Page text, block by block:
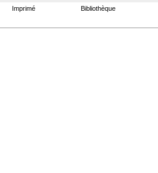
Imprimé Bibliothèque